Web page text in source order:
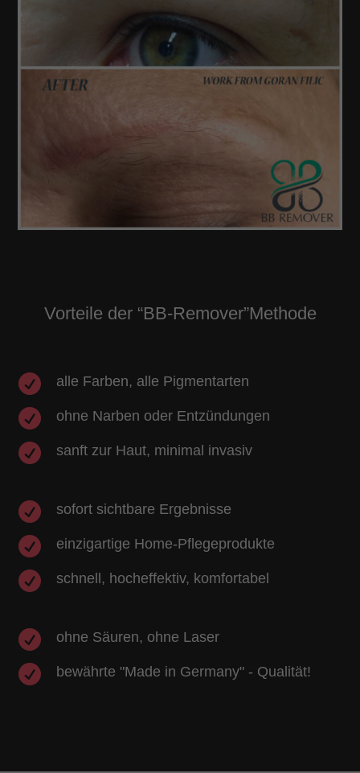
Vorteile der “BB-Remover”Methode
 alle Farben, alle Pigmentarten
 ohne Narben oder Entzündungen
 sanft zur Haut, minimal invasiv
 sofort sichtbare Ergebnisse
 einzigartige Home-Pflegeprodukte
 schnell, hocheffektiv, komfortabel
 ohne Säuren, ohne Laser
 bewährte "Made in Germany" - Qualität!